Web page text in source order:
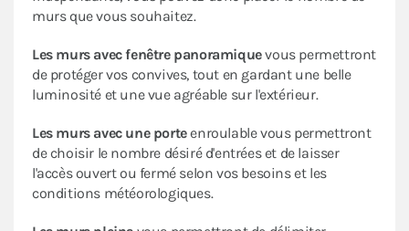
murs que vous souhaitez.
Les murs avec fenêtre panoramiquevous permettront
de protéger vos convives, tout en gardant une belle
luminosité et une vue agréable sur l'extérieur.
Les murs avec une porteenroulable vous permettront
de choisir le nombre désiré d'entrées et de laisser
l'accès ouvert ou fermé selon vos besoins et les
conditions météorologiques.